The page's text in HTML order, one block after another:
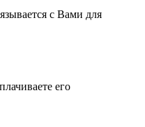
с Вами для
его